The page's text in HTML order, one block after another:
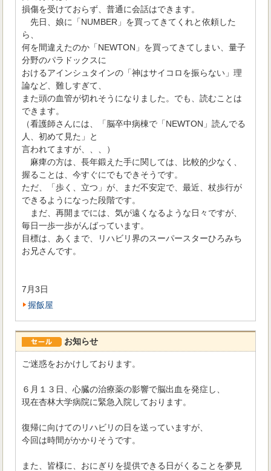
損傷を受けておらず、普通に会話はできます。
先日、娘に「NUMBER」を買ってきてくれと依頼した
ら、
何を間違えたのか「NEWTON」を買ってきてしまい、量子
分野のパラドックスに
おけるアインシュタインの「神はサイコロを振らない」理
論など、難しすぎて、
また頭の血管が切れそうになりました。でも、読むことは
できます。
（看護師さんには、「脳卒中病棟で「NEWTON」読んでる
人、初めて見た」と
言われてますが、、、）
麻痺の方は、長年鍛えた手に関しては、比較的少なく、
握ることは、今すぐにでもできそうです。
ただ、「歩く、立つ」が、まだ不安定で、最近、杖歩行が
できるようになった段階です。
まだ、再開までには、気が遠くなるような日々ですが、
毎日一歩一歩がんばっています。
目標は、あくまで、リハビリ界のスーパースターひろみち
お兄さんです。
7月3日
握飯屋
お知らせ
ご迷惑をおかけしております。
６月１３日、心臓の治療薬の影響で脳出血を発症し、
現在杏林大学病院に緊急入院しております。
復帰に向けてのリハビリの日を送っていますが、
今回は時間がかかりそうです。
また、皆様に、おにぎりを提供できる日がくることを夢見